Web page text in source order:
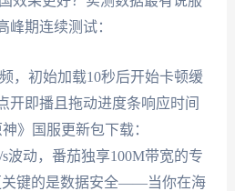
峰期连续测试：
，初始加载10秒后开始卡顿缓
开即播且拖动进度条响应时间
》国服更新包下载：
波动，番茄独享100M带宽的专
关键的是数据安全——当你在海